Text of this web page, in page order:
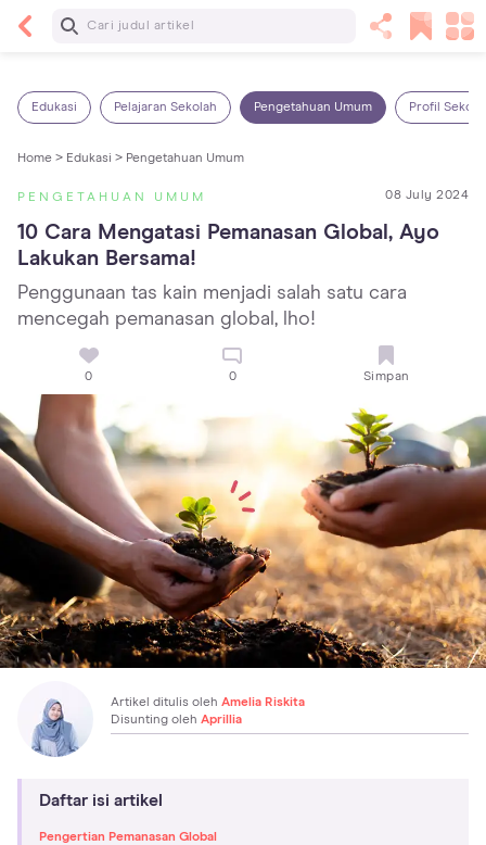
Baca Selanjutnya
Edukasi Pelajaran Sekolah Pengetahuan Umum Profil
Home > Edukasi > Pengetahuan Umum
PENGETAHUAN UMUM 08 July 2024
10 Cara Mengatasi Pemanasan Global, Ayo
Lakukan Bersama!
Penggunaan tas kain menjadi salah satu cara
mencegah pemanasan global, lho!
0 0 Simpan
Artikel ditulis oleh Amelia Riskita
Disunting oleh Aprillia
Daftar isi artikel
Pengertian Pemanasan Global